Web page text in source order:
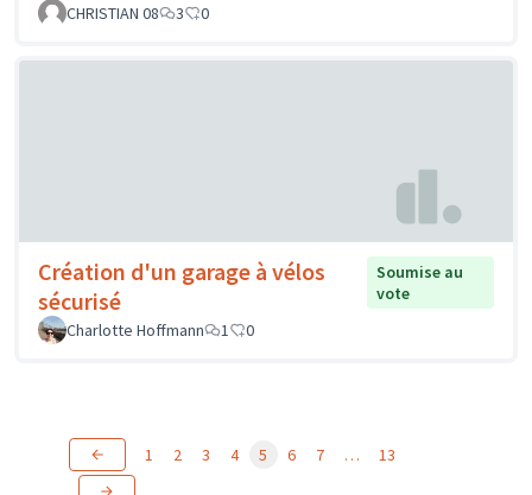
CHRISTIAN 08
3 0
Création d'un garage à vélos
sécurisé
Soumise au
vote
Charlotte Hoffmann
1 0
1 2 3 4 5 6 7 … 13